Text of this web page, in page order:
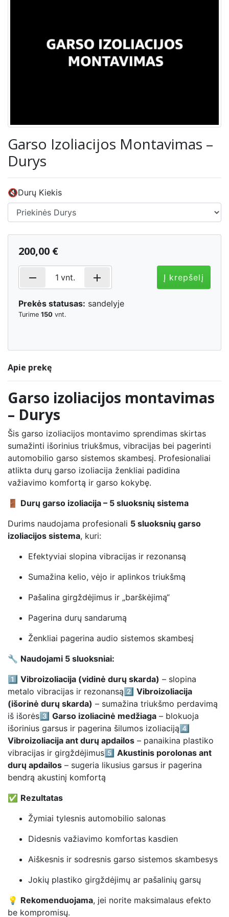
Garso Izoliacijos Montavimas –
Durys
🔇Durų Kiekis
200,00 €
remove 1 vnt. add Į krepšelį
Prekės statusas: sandelyje
Turime 150 vnt.
Apie prekę
Garso izoliacijos montavimas
– Durys
Šis garso izoliacijos montavimo sprendimas skirtas
sumažinti išorinius triukšmus, vibracijas bei pagerinti
automobilio garso sistemos skambesį. Profesionaliai
atlikta durų garso izoliacija ženkliai padidina
važiavimo komfortą ir garso kokybę.
🚪 Durų garso izoliacija – 5 sluoksnių sistema
Durims naudojama profesionali 5 sluoksnių garso
izoliacijos sistema, kuri:
Efektyviai slopina vibracijas ir rezonansą
Sumažina kelio, vėjo ir aplinkos triukšmą
Pašalina girgždėjimus ir „barškėjimą“
Pagerina durų sandarumą
Ženkliai pagerina audio sistemos skambesį
🔧 Naudojami 5 sluoksniai:
1️⃣ Vibroizoliacija (vidinė durų skarda) – slopina
metalo vibracijas ir rezonansą2️⃣ Vibroizoliacija
(išorinė durų skarda) – sumažina triukšmo perdavimą
iš išorės3️⃣ Garso izoliacinė medžiaga – blokuoja
išorinius garsus ir pagerina šilumos izoliaciją4️⃣
Vibroizoliacija ant durų apdailos – panaikina plastiko
vibracijas ir girgždėjimus5️⃣ Akustinis porolonas ant
durų apdailos – sugeria likusius garsus ir pagerina
bendrą akustinį komfortą
✅ Rezultatas
Žymiai tylesnis automobilio salonas
Didesnis važiavimo komfortas kasdien
Aiškesnis ir sodresnis garso sistemos skambesys
Jokių plastiko girgždėjimų ar pašalinių garsų
💡 Rekomenduojama, jei norite maksimalaus efekto
be kompromisų.